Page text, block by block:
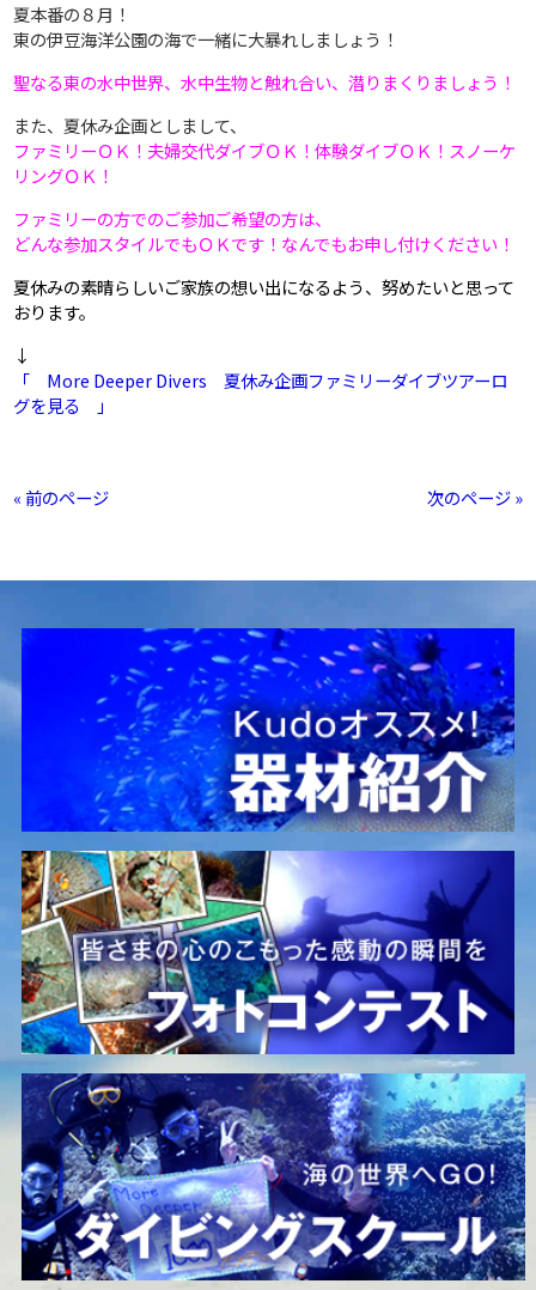
夏本番の８月！
東の伊豆海洋公園の海で一緒に大暴れしましょう！
聖なる東の水中世界、水中生物と触れ合い、潜りまくりましょう！
また、夏休み企画としまして、
ファミリーＯＫ！夫婦交代ダイブＯＫ！体験ダイブＯＫ！スノーケ
リングＯＫ！
ファミリーの方でのご参加ご希望の方は、
どんな参加スタイルでもＯＫです！なんでもお申し付けください！
夏休みの素晴らしいご家族の想い出になるよう、努めたいと思って
おります。
↓
「 More Deeper Divers 夏休み企画ファミリーダイブツアーロ
グを見る 」
« 前のページ 次のページ »